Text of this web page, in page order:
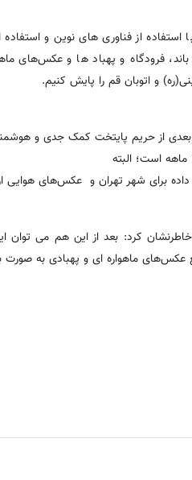
از فناوری های نوین و
باند، فرودگاه و ‌پهباد ها و
و اتوبان قم را پایش کنیم.
بعدی از حریم پایتخت کمک جدی و
داده برای شهر تهران ‌و عکس‌های هوایی
کرد: بعد از این هم می توان
عکس‌های ماهواره ای و پهبادی به صورت